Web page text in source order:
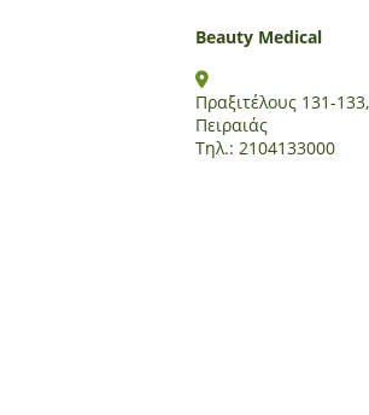
Beauty Medical
Πραξιτέλους 131-133,
Πειραιάς
Τηλ.: 2104133000